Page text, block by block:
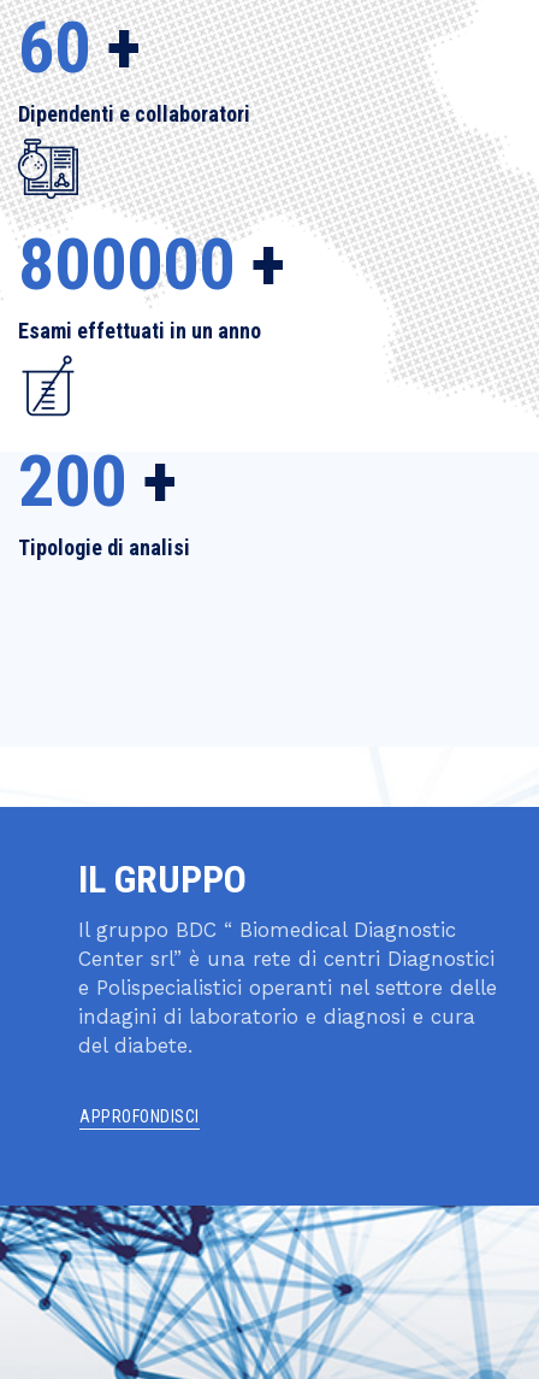
60+
Dipendenti e collaboratori
800000+
Esami effettuati in un anno
200 +
Tipologie di analisi
IL GRUPPO
Il gruppo BDC “ Biomedical Diagnostic
Center srl” è una rete di centri Diagnostici
e Polispecialistici operanti nel settore delle
indagini di laboratorio e diagnosi e cura
del diabete.
APPROFONDISCI